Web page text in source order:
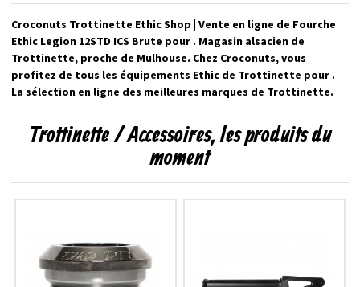
Croconuts Trottinette Ethic Shop | Vente en ligne de Fourche
Ethic Legion 12STD ICS Brute pour . Magasin alsacien de
Trottinette, proche de Mulhouse. Chez Croconuts, vous
profitez de tous les équipements Ethic de Trottinette pour .
La sélection en ligne des meilleures marques de Trottinette.
Trottinette / Accessoires, les produits du
moment